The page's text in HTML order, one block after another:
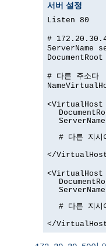
서버 설정
Listen 80
#
ServerName
# 다른 주소다
<VirtualHost
# 다른 지
</
<VirtualHost
# 다른 지
</